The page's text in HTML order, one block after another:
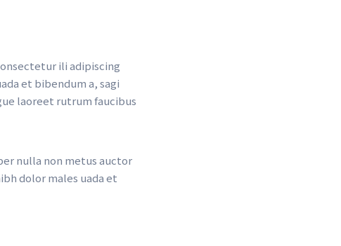
ili adipiscing
et bibendum a, sagi
laoreet rutrum faucibus
nulla non metus auctor
dolor males uada et